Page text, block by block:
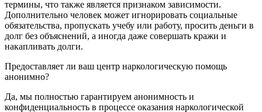
термины, что также является признаком зависимости.
Дополнительно человек может игнорировать социальные
обязательства, пропускать учебу или работу, просить деньги в
долг без объяснений, а иногда даже совершать кражи и
накапливать долги.
Предоставляет ли ваш центр наркологическую помощь
анонимно?
Да, мы полностью гарантируем анонимность и
конфиденциальность в процессе оказания наркологической